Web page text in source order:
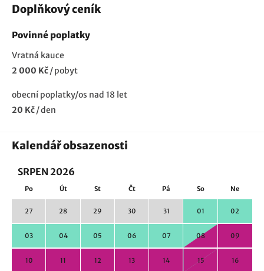
Doplňkový ceník
Povinné poplatky
Vratná kauce
2 000 Kč/pobyt
obecní poplatky/os nad 18 let
20 Kč/den
Kalendář obsazenosti
SRPEN 2026
Po Út St Čt Pá So Ne
27 28 29 30 31 01 02
03 04 05 06 07 08 09
10 11 12 13 14 15 16